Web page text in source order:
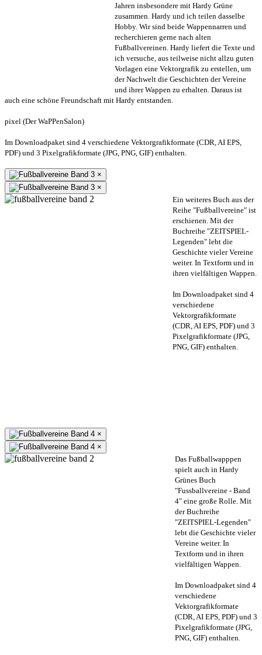
Jahren insbesondere mit Hardy Grüne
zusammen. Hardy und ich teilen dasselbe
Hobby. Wir sind beide Wappennarren und
recherchieren gerne nach alten
Fußballvereinen. Hardy liefert die Texte und
ich versuche, aus teilweise nicht allzu guten
Vorlagen eine Vektorgrafik zu erstellen, um
der Nachwelt die Geschichten der Vereine
und ihrer Wappen zu erhalten. Daraus ist
auch eine schöne Freundschaft mit Hardy entstanden.
pixel (Der WaPPenSalon)
Im Downloadpaket sind 4 verschiedene Vektorgrafikformate (CDR, AI EPS,
PDF) und 3 Pixelgrafikformate (JPG, PNG, GIF) enthalten.
×
×
Ein weiteres Buch aus der
Reihe "Fußballvereine" ist
erschienen. Mit der
Buchreihe "ZEITSPIEL-
Legenden" lebt die
Geschichte vieler Vereine
weiter. In Textform und in
ihren vielfältigen Wappen.
Im Downloadpaket sind 4
verschiedene
Vektorgrafikformate
(CDR, AI EPS, PDF) und 3
Pixelgrafikformate (JPG,
PNG, GIF) enthalten.
×
×
Das Fußballwapppen
spielt auch in Hardy
Grünes Buch
"Fussballvereine - Band
4" eine große Rolle. Mit
der Buchreihe
"ZEITSPIEL-Legenden"
lebt die Geschichte vieler
Vereine weiter. In
Textform und in ihren
vielfältigen Wappen.
Im Downloadpaket sind 4
verschiedene
Vektorgrafikformate
(CDR, AI EPS, PDF) und 3
Pixelgrafikformate (JPG,
PNG, GIF) enthalten.